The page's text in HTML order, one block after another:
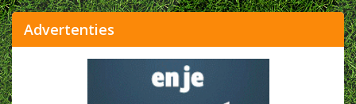
Advertenties